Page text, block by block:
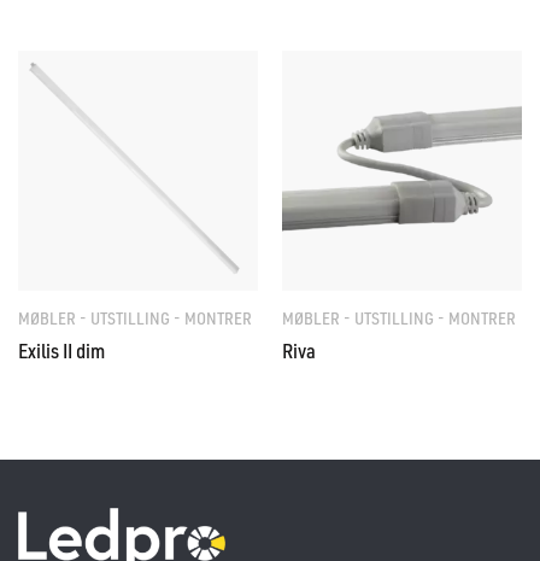
MØBLER - UTSTILLING - MONTRER
Exilis II dim
MØBLER - UTSTILLING - MONTRER
Riva